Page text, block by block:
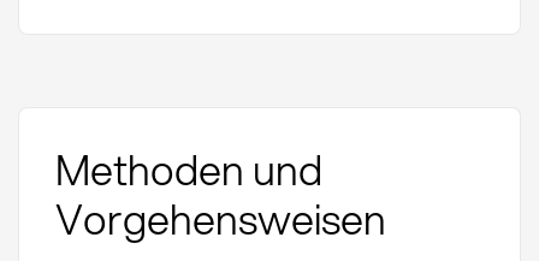
Methoden und
Vorgehensweisen